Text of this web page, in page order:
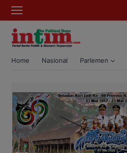
Home Nasional Parlemen